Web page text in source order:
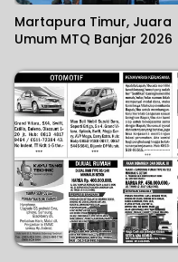
Martapura Timur, Juara
Umum MTQ Banjar 2026